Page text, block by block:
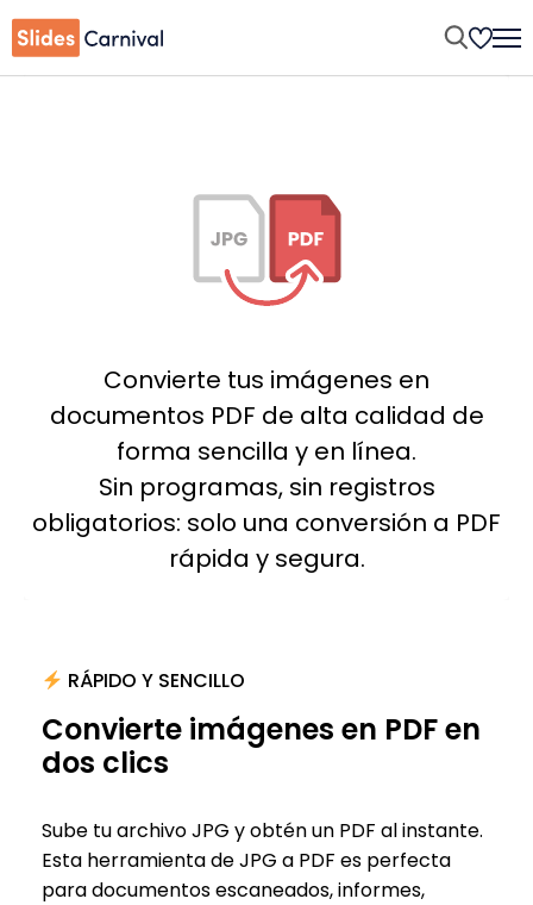
Convierte tus imágenes en
documentos PDF de alta calidad de
forma sencilla y en línea.
Sin programas, sin registros
obligatorios: solo una conversión a PDF
rápida y segura.
RÁPIDO Y SENCILLO
Convierte imágenes en PDF en
dos clics
Sube tu archivo JPG y obtén un PDF al instante.
Esta herramienta de JPG a PDF es perfecta
para documentos escaneados, informes,